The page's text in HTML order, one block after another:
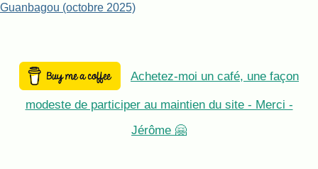
Guanbagou (octobre 2025)
Achetez-moi un café, une façon
modeste de participer au maintien du site - Merci -
Jérôme 🤗